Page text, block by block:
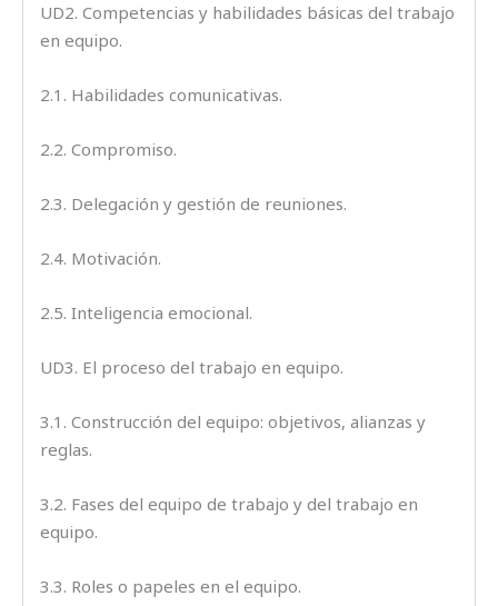
UD2. Competencias y habilidades básicas del trabajo
en equipo.
2.1. Habilidades comunicativas.
2.2. Compromiso.
2.3. Delegación y gestión de reuniones.
2.4. Motivación.
2.5. Inteligencia emocional.
UD3. El proceso del trabajo en equipo.
3.1. Construcción del equipo: objetivos, alianzas y
reglas.
3.2. Fases del equipo de trabajo y del trabajo en
equipo.
3.3. Roles o papeles en el equipo.